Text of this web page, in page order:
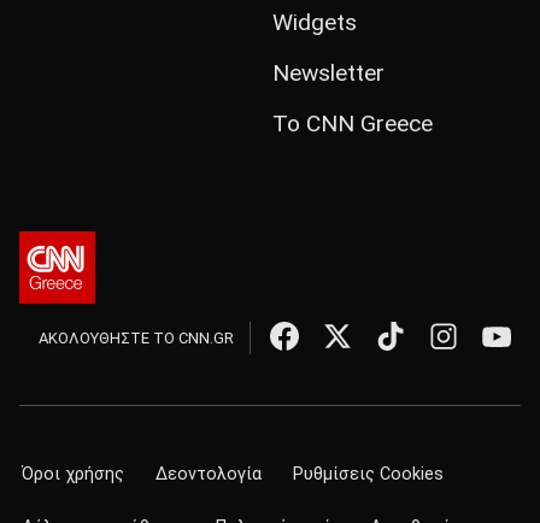
Widgets
Newsletter
Το CNN Greece
ΑΚΟΛΟΥΘΗΣΤΕ ΤΟ CNN.GR
Όροι χρήσης Δεοντολογία Ρυθμίσεις Cookies